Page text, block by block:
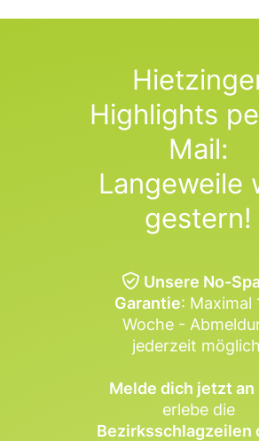
Highlights
Mail:
Langeweile
gestern!
Unsere No-
Garantie: Maximal
Woche -
jederzeit
Melde dich jetzt an
erlebe die
Bezirksschlagzeilen